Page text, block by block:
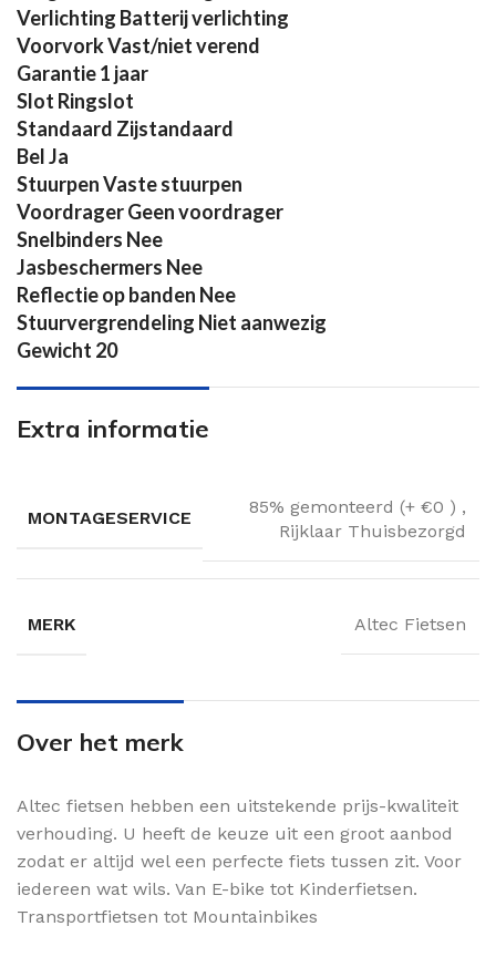
Verlichting Batterij verlichting
Voorvork Vast/niet verend
Garantie 1 jaar
Slot Ringslot
Standaard Zijstandaard
Bel Ja
Stuurpen Vaste stuurpen
Voordrager Geen voordrager
Snelbinders Nee
Jasbeschermers Nee
Reflectie op banden Nee
Stuurvergrendeling Niet aanwezig
Gewicht 20
Extra informatie
MONTAGESERVICE
85% gemonteerd (+ €0 ) ,
Rijklaar Thuisbezorgd
MERK Altec Fietsen
Over het merk
Altec fietsen hebben een uitstekende prijs-kwaliteit
verhouding. U heeft de keuze uit een groot aanbod
zodat er altijd wel een perfecte fiets tussen zit. Voor
iedereen wat wils. Van E-bike tot Kinderfietsen.
Transportfietsen tot Mountainbikes